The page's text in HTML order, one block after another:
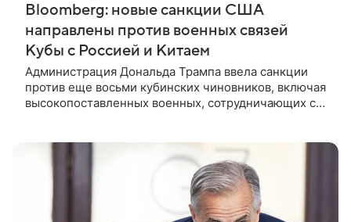
Bloomberg: новые санкции США
направлены против военных связей
Кубы с Россией и Китаем
Администрация Дональда Трампа ввела санкции
против еще восьми кубинских чиновников, включая
высокопоставленных военных, сотрудничающих с
активами американского Минфина (OFAC) в четверг
опубликовало обновленный «черный список». В
него были внесены военный атташе Кубы при
посольстве в Китае Вальдо Перес Кортес и его
коллега в России Моника Милиан Гомес. В список